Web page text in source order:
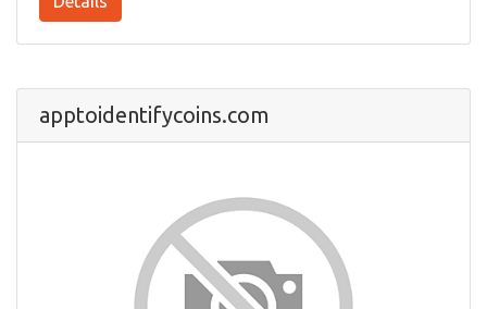
apptoidentifycoins.com